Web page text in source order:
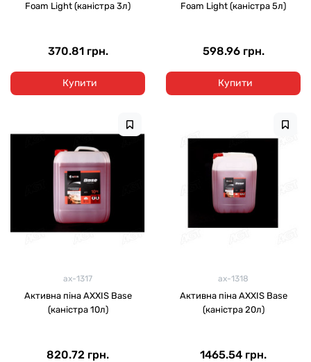
Foam Light (каністра 3л)
370.81 грн.
Купити
Foam Light (каністра 5л)
598.96 грн.
Купити
ax-1317
Активна піна AXXIS Base
(каністра 10л)
820.72 грн.
ax-1318
Активна піна AXXIS Base
(каністра 20л)
1465.54 грн.